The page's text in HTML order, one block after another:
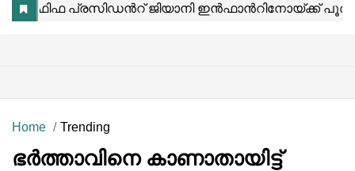
Home Trending
ഭർത്താവിനെ കാണാതായിട്ട്